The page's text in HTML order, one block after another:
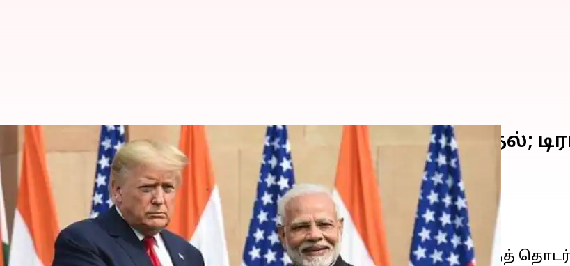
ஹமாஸ் பணயக்கைதிகளை விடுவிக்க ஒப்புதல்;
இந்தியா ஆதரவு
எழுதியவர் Sekar Chinnappan Oct 04, 2025 08:29 am
செய்தி முன்னோட்டம்
காசா அமைதி முயற்சிகளில் ஒரு முக்கிய திருப்புமுனை ஏற்பட்டதைத்